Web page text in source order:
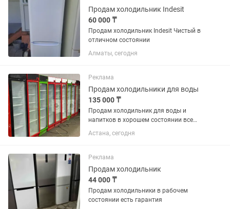
Продам холодильник Indesit
60 000 ₸
Продам холодильник Indesit Чистый в
отличном состоянии
Алматы, сегодня
Реклама
Продам холодильники для воды
135 000 ₸
Продам холодильник для воды и
напитков в хорошем состоянии все
работает без дефектов
Астана, сегодня
Реклама
Продам холодильник
44 000 ₸
Продам холодильники в рабочем
состоянии есть гарантия